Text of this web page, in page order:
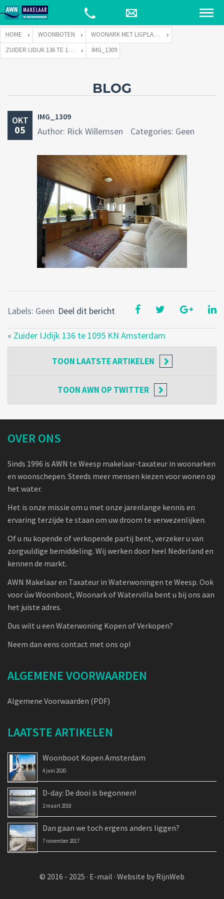
HOME WOONBOTEN
WOONARK MET LIGPLAATS
ZUIDER IJDIJK 136 TE 1095 KN AMSTERDAM
IMG_1309
BLOG
OKT
05
IMG_1309
Author: Rick Willemsen Categories: Geen
Deel dit bericht
Labels: Geen
« Zuider IJdijk 136 te 1095 KN Amsterdam
TOON LAATSTE ARTIKELEN
TOONAWN OP TWITTER
OVER ONS
Sinds 1996 is AWN te Weesp makelaar-taxateur in woonarken
en woonschepen. Steeds meer mensen kiezen voor wonen op
het water.
Het is onze missie om u met onze jarenlange kennis en
ervaring terzijde te staan om uw droom te verwezenlijken.
Of u nu kopende of verkopende partij bent, verzeker u van
zorgvuldige bemiddeling. Wij werken door heel Nederland en
kennen de markt.
AWN Makelaar en Taxateur in Waterwoningen te Weesp. Ook
voor úw Woonboot, Woonark of Watervilla bent u bij ons aan
het juiste adres.
Dus wilt u een Waterwoning Kopen of Verkopen?
Neem dan eens contact met ons op!
ALGEMENE VOORWAARDEN
Algemene Voorwaarden (PDF)
LAATSTE ARTIKELEN
Woonboot Kopen Amsterdam
4 juni 2020
D-day: De dooi is begonnen!
2 maart 2018
Dan gaan we toch ergens anders liggen?
7 november 2017
© 2016 - 2025 · E-mail · Website by RijnWeb